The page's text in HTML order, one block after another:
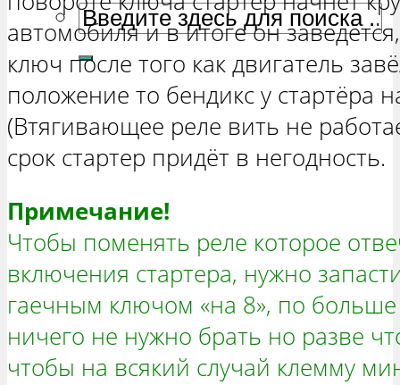
автомобиля и в итоге он
ключ после того как двигатель
положение то бендикс у стартёра
(Втягивающее реле вить не
срок стартер придёт в негодность.
Примечание!
Чтобы поменять реле которое
включения стартера, нужно
гаечным ключом «на 8», по
ничего не нужно брать но разве
чтобы на всякий случай клемму